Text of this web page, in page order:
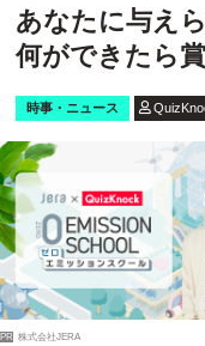
あなたに与え
何ができたら
時事・ニュース
PR 株式会社JERA